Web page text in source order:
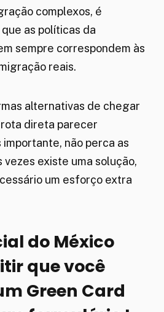
complexos, é
as políticas da
sempre correspondem às
reais.
alternativas de chegar
direta parecer
importante, não perca as
vezes existe uma solução,
um esforço extra
do México
que você
Green Card